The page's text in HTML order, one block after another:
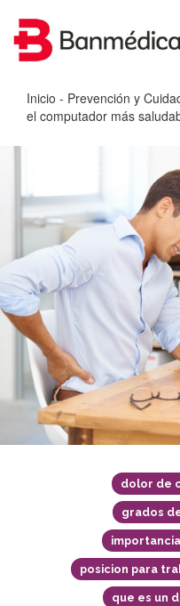
Inicio - Prevención y
el computador más
dolor de
grados
posicion para
que es un